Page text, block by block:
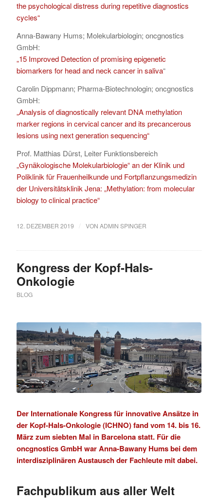
the psychological distress during repetitive diagnostics
cycles“
Anna-Bawany Hums; Molekularbiologin; oncgnostics
GmbH:
„15 Improved Detection of promising epigenetic
biomarkers for head and neck cancer in saliva“
Carolin Dippmann; Pharma-Biotechnologin; oncgnostics
GmbH:
„Analysis of diagnostically relevant DNA methylation
marker regions in cervical cancer and its precancerous
lesions using next generation sequencing“
Prof. Matthias Dürst, Leiter Funktionsbereich
„Gynäkologische Molekularbiologie“ an der Klinik und
Poliklinik für Frauenheilkunde und Fortpflanzungsmedizin
der Universitätsklinik Jena: „Methylation: from molecular
biology to clinical practice“
12. DEZEMBER 2019 / VON ADMIN SPINGER
Kongress der Kopf-Hals-
Onkologie
BLOG
Der Internationale Kongress für innovative Ansätze in
der Kopf-Hals-Onkologie (ICHNO) fand vom 14. bis 16.
März zum siebten Mal in Barcelona statt. Für die
oncgnostics GmbH war Anna-Bawany Hums bei dem
interdisziplinären Austausch der Fachleute mit dabei.
Fachpublikum aus aller Welt